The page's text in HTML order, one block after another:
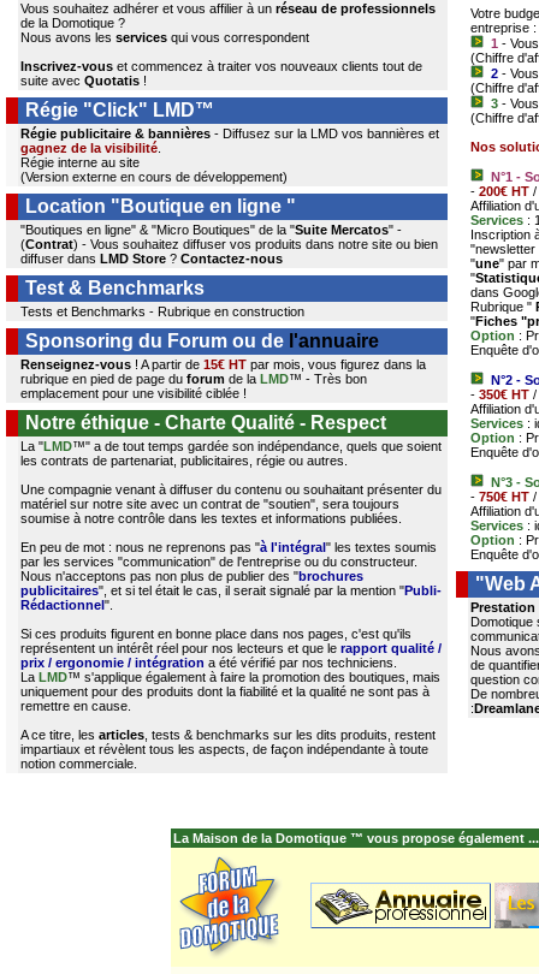
Vous souhaitez adhérer et vous affilier à un réseau de professionnels
de la Domotique ?
Nous avons les services qui vous correspondent
Inscrivez-vous et commencez à traiter vos nouveaux clients tout de
suite avec Quotatis !
Régie "Click" LMD™
Régie publicitaire & bannières - Diffusez sur la LMD vos bannières et
gagnez de la visibilité
Régie interne au site
(Version externe en cours de développement)
Location "Boutique en ligne "
"Boutiques en ligne" & "Micro Boutiques" de la "Suite Mercatos" -
(Contrat) - Vous souhaitez diffuser vos produits dans notre site ou bien
diffuser dans LMD Store ? Contactez-nous
Test & Benchmarks
Tests et Benchmarks - Rubrique en construction
Sponsoring du Forum ou de l'annuaire
Renseignez-vous ! A partir de 15€ HT par mois, vous figurez dans la
rubrique en pied de page du forum de la LMD™ - Très bon
emplacement pour une visibilité ciblée !
Notre éthique - Charte Qualité - Respect
La "LMD™" a de tout temps gardée son indépendance, quels que soient
les contrats de partenariat, publicitaires, régie ou autres.
Une compagnie venant à diffuser du contenu ou souhaitant présenter du
matériel sur notre site avec un contrat de "soutien", sera toujours
soumise à notre contrôle dans les textes et informations publiées.
En peu de mot : nous ne reprenons pas "à l'intégral" les textes soumis
par les services "communication" de l'entreprise ou du constructeur.
Nous n'acceptons pas non plus de publier des "brochures
publicitaires", et si tel était le cas, il serait signalé par la mention "Publi-
Rédactionnel".
Si ces produits figurent en bonne place dans nos pages, c'est qu'ils
représentent un intérêt réel pour nos lecteurs et que le rapport qualité /
prix / ergonomie / intégration a été vérifié par nos techniciens.
La LMD™ s'applique également à faire la promotion des boutiques, mais
uniquement pour des produits dont la fiabilité et la qualité ne sont pas à
remettre en cause.
A ce titre, les articles , tests & benchmarks sur les dits produits, restent
impartiaux et révèlent tous les aspects, de façon indépendante à toute
notion commerciale.
Votre
entreprise :
1 -
(Chiffre
2 -
(Chiffre
3 -
(Chiffre
Nos
N°1 -
- 200€ HT /
Affiliation
Services :
Inscription
"newsletter
"une" par
"
dans
Rubrique "
"Fiches
Option :
Enquête
N°2 -
- 350€ HT /
Affiliation
Services :
Option :
Enquête
N°3 -
- 750€ HT /
Affiliation
Services :
Option :
Enquête
"Web
Prestation
Domotique
Nous
de
question
De
:
La Maison de la Domotique ™ vous propose également ...